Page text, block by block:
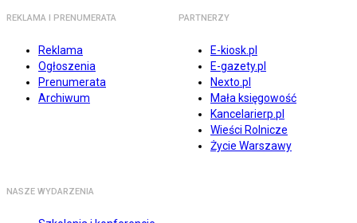
REKLAMA I PRENUMERATA
Reklama
Ogłoszenia
Prenumerata
Archiwum
PARTNERZY
E-kiosk.pl
E-gazety.pl
Nexto.pl
Mała księgowość
Kancelarierp.pl
Wieści Rolnicze
Życie Warszawy
NASZE WYDARZENIA